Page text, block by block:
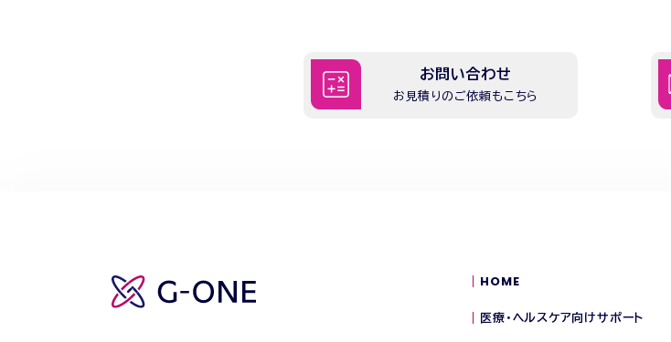
お問い合わせ
お見積りのご依頼もこちら
HOME
医療・ヘルスケア向けサポート